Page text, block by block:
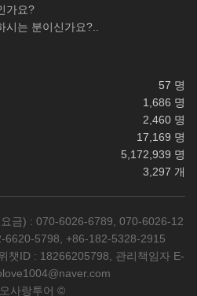
가요?
는 분이신가요?..
57 명
1,686 명
2,460 명
17,169 명
5,172,939 명
3,297 개
금) : 070-6026-6789, 070-6026-12
6620-5798, +86-182-5328-2915
챗ID : 18266205798, 관리책임자 E-
사랑투어 ©